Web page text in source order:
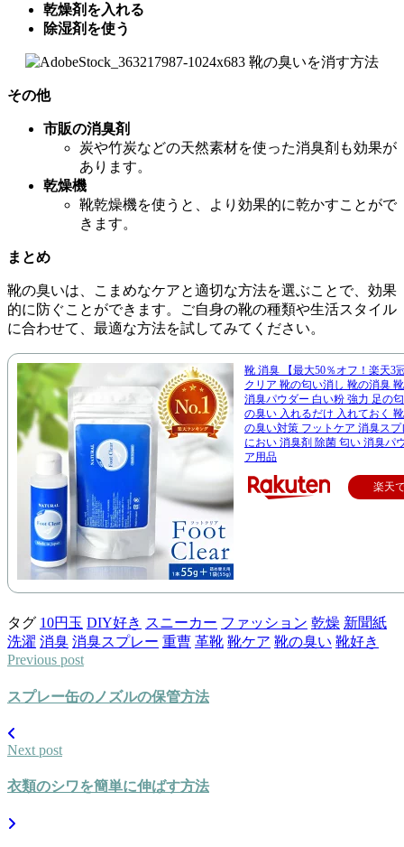
乾燥剤を入れる
除湿剤を使う
その他
市販の消臭剤
炭や竹炭などの天然素材を使った消臭剤も効果が
あります。
乾燥機
靴乾燥機を使うと、より効果的に乾かすことがで
きます。
まとめ
靴の臭いは、こまめなケアと適切な方法を選ぶことで、効果
的に防ぐことができます。ご自身の靴の種類や生活スタイル
に合わせて、最適な方法を試してみてください。
靴 消臭 【最大50％オフ！楽天3
クリア 靴の匂い消し 靴の消臭
消臭パウダー 白い粉 強力 足の
の臭い 入れるだけ 入れておく
の臭い対策 フットケア 消臭スプ
におい 消臭剤 除菌 匂い 消臭パ
ア用品
楽天
タグ 10円玉 DIY好き スニーカー ファッション 乾燥 新聞紙
洗濯 消臭 消臭スプレー 重曹 革靴 靴ケア 靴の臭い 靴好き
Previous post
スプレー缶のノズルの保管方法
Next post
衣類のシワを簡単に伸ばす方法